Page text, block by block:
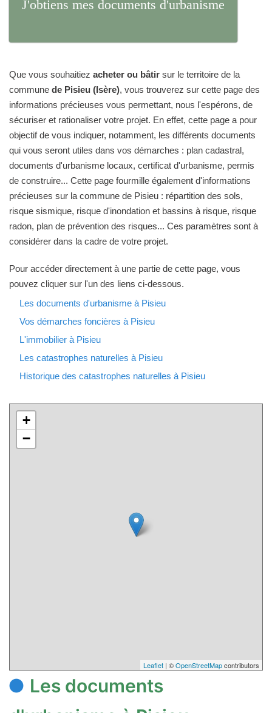
J'obtiens mes documents d'urbanisme
Que vous souhaitiez acheter ou bâtir sur le territoire de la
commune de Pisieu (Isère), vous trouverez sur cette page des
informations précieuses vous permettant, nous l'espérons, de
sécuriser et rationaliser votre projet. En effet, cette page a pour
objectif de vous indiquer, notamment, les différents documents
qui vous seront utiles dans vos démarches : plan cadastral,
documents d'urbanisme locaux, certificat d'urbanisme, permis
de construire... Cette page fourmille également d'informations
précieuses sur la commune de Pisieu : répartition des sols,
risque sismique, risque d'inondation et bassins à risque, risque
radon, plan de prévention des risques... Ces paramètres sont à
considérer dans la cadre de votre projet.
Pour accéder directement à une partie de cette page, vous
pouvez cliquer sur l'un des liens ci-dessous.
Les documents d'urbanisme à Pisieu
Vos démarches foncières à Pisieu
L'immobilier à Pisieu
Les catastrophes naturelles à Pisieu
Historique des catastrophes naturelles à Pisieu
+
−
Leaflet | ©OpenStreetMapcontributors
Les documents